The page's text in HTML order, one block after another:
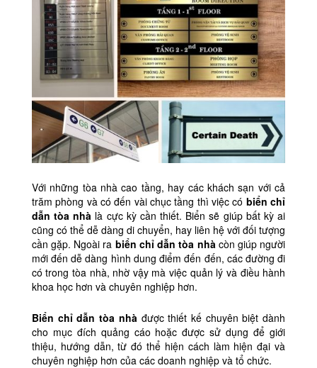
Với những tòa nhà cao tầng, hay các khách sạn với cả
trăm phòng và có đến vài chục tầng thì việc có biển chỉ
dẫn tòa nhà là cực kỳ cần thiết. Biển sẽ giúp bất kỳ ai
cũng có thể dễ dàng di chuyển, hay liên hệ với đối tượng
cần gặp. Ngoài ra biển chỉ dẫn tòa nhà còn giúp người
mới đến dễ dàng hình dung điểm đến đến, các đường đi
có trong tòa nhà, nhờ vậy mà việc quản lý và điều hành
khoa học hơn và chuyên nghiệp hơn.
Biển chỉ dẫn tòa nhà được thiết kế chuyên biệt dành
cho mục đích quảng cáo hoặc được sử dụng để giới
thiệu, hướng dẫn, từ đó thể hiện cách làm hiện đại và
chuyên nghiệp hơn của các doanh nghiệp và tổ chức.